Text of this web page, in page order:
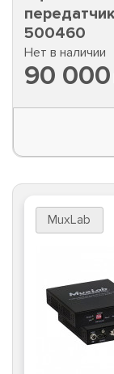
500460
Нет в наличии
90 000
MuxLab